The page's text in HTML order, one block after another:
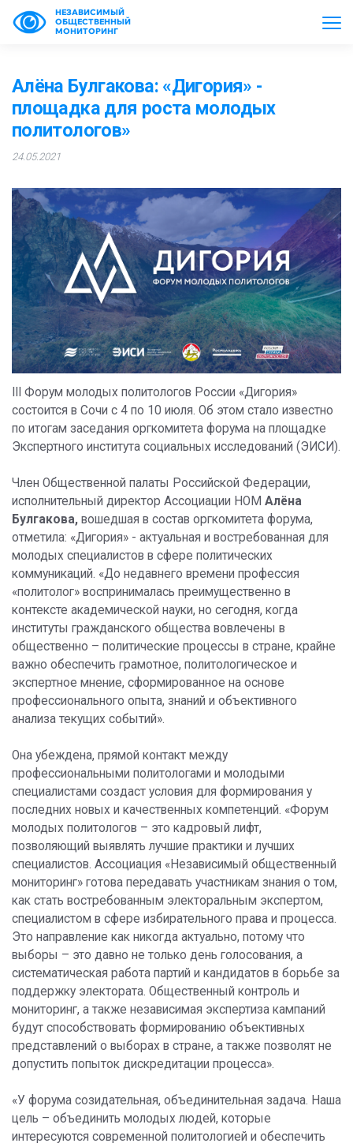
НЕЗАВИСИМЫЙ
ОБЩЕСТВЕННЫЙ
МОНИТОРИНГ
Алёна Булгакова: «Дигория» -
площадка для роста молодых
политологов»
24.05.2021
III Форум молодых политологов России «Дигория»
состоится в Сочи с 4 по 10 июля. Об этом стало известно
по итогам заседания оргкомитета форума на площадке
Экспертного института социальных исследований (ЭИСИ).
Член Общественной палаты Российской Федерации,
исполнительный директор Ассоциации НОМ Алёна
Булгакова, вошедшая в состав оргкомитета форума,
отметила: «Дигория» - актуальная и востребованная для
молодых специалистов в сфере политических
коммуникаций. «До недавнего времени профессия
«политолог» воспринималась преимущественно в
контексте академической науки, но сегодня, когда
институты гражданского общества вовлечены в
общественно – политические процессы в стране, крайне
важно обеспечить грамотное, политологическое и
экспертное мнение, сформированное на основе
профессионального опыта, знаний и объективного
анализа текущих событий».
Она убеждена, прямой контакт между
профессиональными политологами и молодыми
специалистами создаст условия для формирования у
последних новых и качественных компетенций. «Форум
молодых политологов – это кадровый лифт,
позволяющий выявлять лучшие практики и лучших
специалистов. Ассоциация «Независимый общественный
мониторинг» готова передавать участникам знания о том,
как стать востребованным электоральным экспертом,
специалистом в сфере избирательного права и процесса.
Это направление как никогда актуально, потому что
выборы – это давно не только день голосования, а
систематическая работа партий и кандидатов в борьбе за
поддержку электората. Общественный контроль и
мониторинг, а также независимая экспертиза кампаний
будут способствовать формированию объективных
представлений о выборах в стране, а также позволят не
допустить попыток дискредитации процесса».
«У форума созидательная, объединительная задача. Наша
цель – объединить молодых людей, которые
интересуются современной политологией и обеспечить